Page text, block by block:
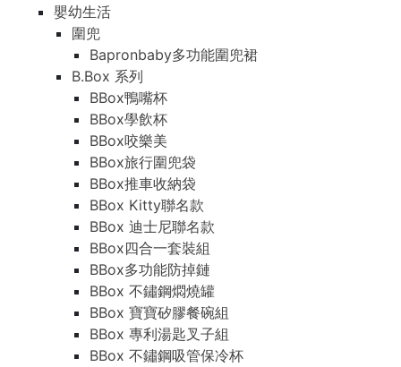
嬰幼生活
圍兜
Bapronbaby多功能圍兜裙
B.Box 系列
BBox鴨嘴杯
BBox學飲杯
BBox咬樂美
BBox旅行圍兜袋
BBox推車收納袋
BBox Kitty聯名款
BBox 迪士尼聯名款
BBox四合一套裝組
BBox多功能防掉鏈
BBox 不鏽鋼燜燒罐
BBox 寶寶矽膠餐碗組
BBox 專利湯匙叉子組
BBox 不鏽鋼吸管保冷杯